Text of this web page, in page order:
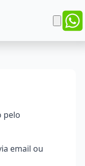
pelo
email ou